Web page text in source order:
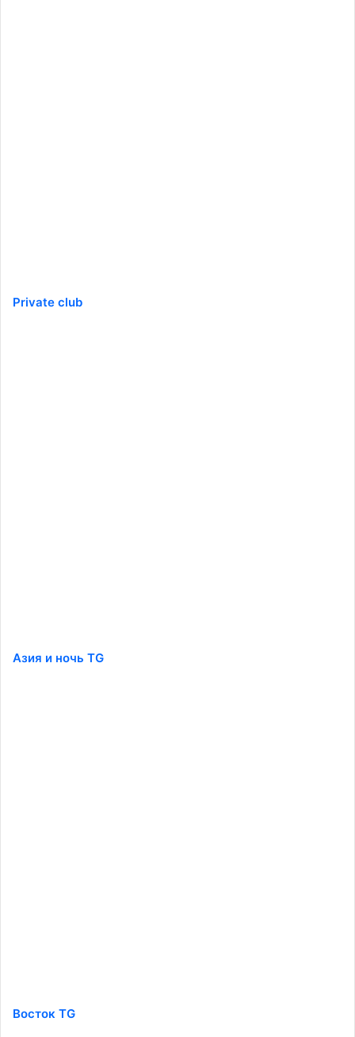
Private club
Азия и ночь TG
Восток TG